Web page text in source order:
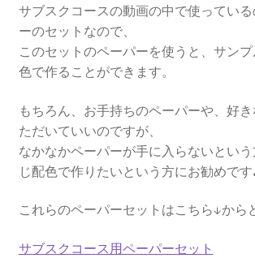
サブスクコースの動画の中で使ってい
ーのセットなので、
このセットのペーパーを使うと、サン
色で作ることができます。
もちろん、お手持ちのペーパーや、好
ただいていいのですが、
なかなかペーパーが手に入らないとい
じ配色で作りたいという方にお勧めで
これらのペーパーセットはこちら↓から
サブスクコース用ペーパーセット